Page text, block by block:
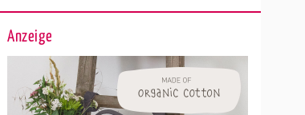
Anzeige